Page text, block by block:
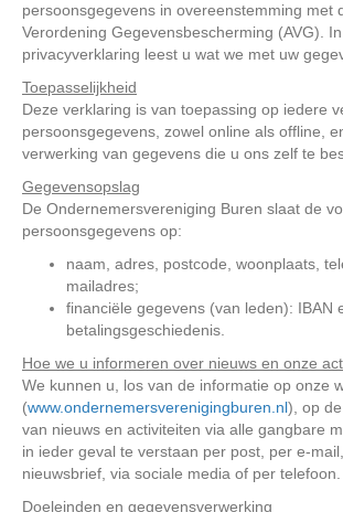
persoonsgegevens in overeenstemming met
Verordening Gegevensbescherming (AVG).
privacyverklaring leest u wat we met uw
Toepasselijkheid
Deze verklaring is van toepassing op iedere
persoonsgegevens, zowel online als offline,
verwerking van gegevens die u ons zelf te
Gegevensopslag
De Ondernemersvereniging Buren slaat de
persoonsgegevens op:
naam, adres, postcode, woonplaats,
mailadres;
financiële gegevens (van leden): IBAN
betalingsgeschiedenis.
Hoe we u informeren over nieuws en onze
We kunnen u, los van de informatie op onze
(www.ondernemersverenigingburen.nl), op
van nieuws en activiteiten via alle gangbare
in ieder geval te verstaan per post, per e-
nieuwsbrief, via sociale media of per telefoon.
Doeleinden en gegevensverwerking